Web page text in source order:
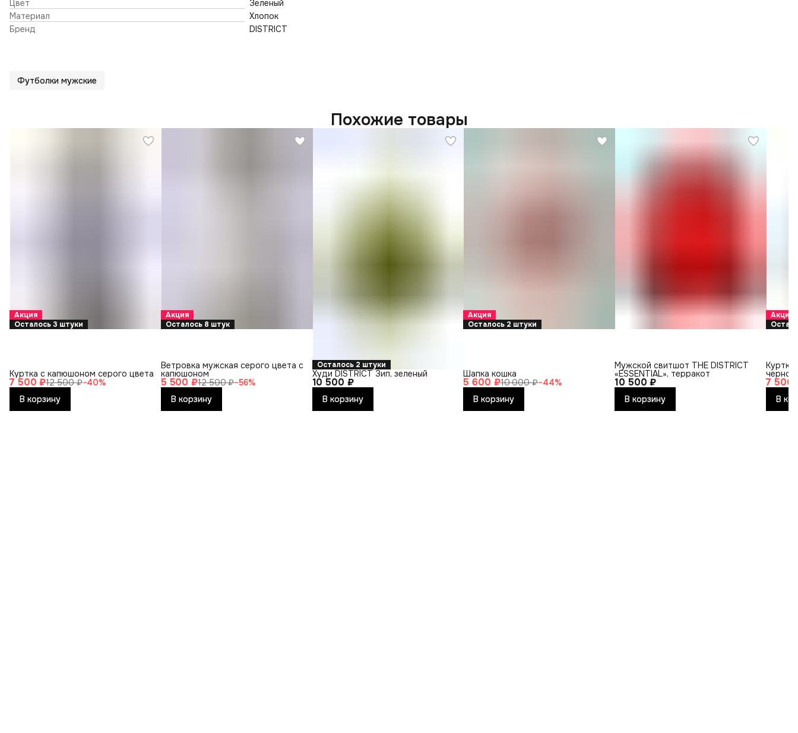
Цвет
Зеленый
Материал
Хлопок
Бренд
DISTRICT
Футболки мужские
Похожие товары
Акция
Осталось 3 штуки
7 500 ₽12 500 ₽−40%
Куртка с капюшоном серого цвета
В корзину
Акция
Осталось 8 штук
5 500 ₽12 500 ₽−56%
Ветровка мужская серого цвета с
капюшоном
В корзину
Осталось 2 штуки
10 500 ₽
Худи DISTRICT Зип, зеленый
В корзину
Акция
Осталось 2 штуки
5 600 ₽10 000 ₽−44%
Шапка кошка
В корзину
10 500 ₽
Мужской свитшот THE DISTRICT
«ESSENTIAL», терракот
В корзину
Акция
7 500
В